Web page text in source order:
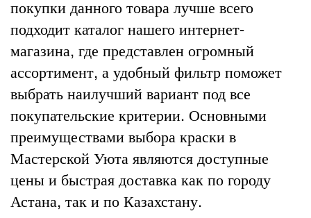
покупки данного товара лучше всего
подходит каталог нашего интернет-
магазина, где представлен огромный
ассортимент, а удобный фильтр поможет
выбрать наилучший вариант под все
покупательские критерии. Основными
преимуществами выбора краски в
Мастерской Уюта являются доступные
цены и быстрая доставка как по городу
Астана, так и по Казахстану.